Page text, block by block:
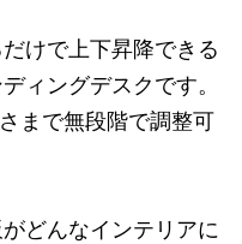
けで上下昇降できる
ィングデスクです。
まで無段階で調整可
どんなインテリアに